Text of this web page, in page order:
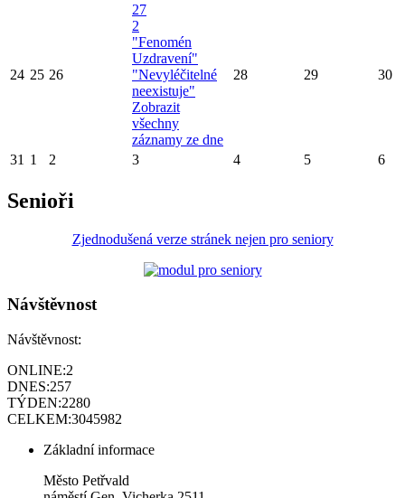
24 25 26
27
2
"Fenomén
Uzdravení"
"Nevyléčitelné
neexistuje"
Zobrazit
všechny
záznamy ze dne
28 29 30
31 1 2 3 4 5 6
Senioři
Zjednodušená verze stránek nejen pro seniory
Návštěvnost
Návštěvnost:
ONLINE:2
DNES:257
TÝDEN:2280
CELKEM:3045982
Základní informace
Město Petřvald